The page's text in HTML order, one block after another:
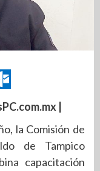
|
la Comisión de
de Tampico
capacitación